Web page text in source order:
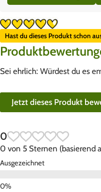
Hast du dieses Produkt schon
Sei ehrlich: Würdest du es
Jetzt dieses Produkt
0
0 von 5 Sternen (basierend
Ausgezeichnet